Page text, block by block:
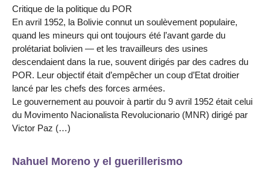
Critique de la politique du POR
En avril 1952, la Bolivie connut un soulèvement populaire,
quand les mineurs qui ont toujours été l’avant garde du
prolétariat bolivien — et les travailleurs des usines
descendaient dans la rue, souvent dirigés par des cadres du
POR. Leur objectif était d’empêcher un coup d’Etat droitier
lancé par les chefs des forces armées.
Le gouvernement au pouvoir à partir du 9 avril 1952 était celui
du Movimento Nacionalista Revolucionario (MNR) dirigé par
Victor Paz (…)
Nahuel Moreno y el guerillerismo